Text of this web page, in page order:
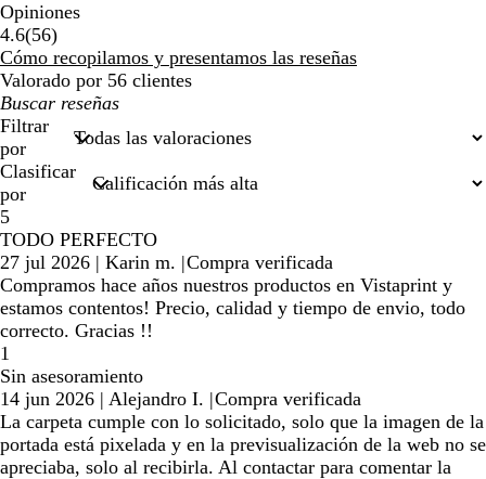
Opiniones
4.6(5656
reseñas
)
Cómo recopilamos y presentamos las reseñas
Valorado por 56 clientes
Mis
búsquedas
Filtrar
por
Clasificar
por
5
TODO PERFECTO
27 jul 2026 | Karin m. |Compra verificada
Compramos hace años nuestros productos en Vistaprint y
estamos contentos! Precio, calidad y tiempo de envio, todo
correcto. Gracias !!
1
Sin asesoramiento
14 jun 2026 | Alejandro I. |Compra verificada
La carpeta cumple con lo solicitado, solo que la imagen de la
portada está pixelada y en la previsualización de la web no se
apreciaba, solo al recibirla. Al contactar para comentar la